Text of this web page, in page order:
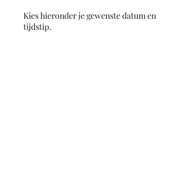
Kies hieronder je gewenste datum en
tijdstip.